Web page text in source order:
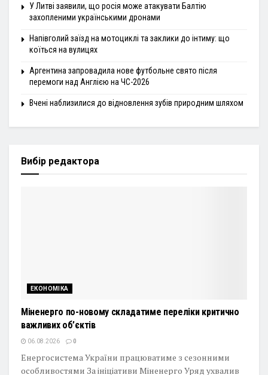
У Литві заявили, що росія може атакувати Балтію
захопленими українськими дронами
Напівголий заїзд на мотоциклі та заклики до інтиму: що
коїться на вулицях
Аргентина запровадила нове футбольне свято після
перемоги над Англією на ЧС-2026
Вчені наблизилися до відновлення зубів природним шляхом
Вибір редактора
ЕКОНОМІКА
Міненерго по-новому складатиме переліки критично
важливих об’єктів
06.08.2026 0
Енергосистема України працюватиме з сезонними
особливостями За ініціативи Міненерго Уряд ухвалив